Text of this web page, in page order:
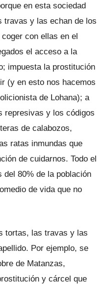
en esta sociedad
travas y las echan de los
con ellas en el
el acceso a la
impuesta la prostitución
(y en esto nos hacemos
de Lohana); a
represivas y los códigos
de calabozos,
ratas inmundas que
de cuidarnos. Todo el
del 80% de la población
de vida que no
tortas, las travas y las
Por ejemplo, se
de Matanzas,
y cárcel que